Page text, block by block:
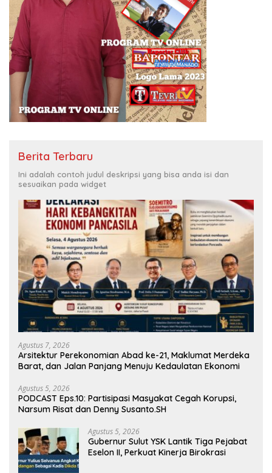
Berita Terbaru
Ini adalah contoh judul deskripsi yang bisa anda isi dan
sesuaikan pada widget
Agustus 7, 2026
Arsitektur Perekonomian Abad ke-21, Maklumat Merdeka
Barat, dan Jalan Panjang Menuju Kedaulatan Ekonomi
Agustus 5, 2026
PODCAST Eps.10: Partisipasi Masyakat Cegah Korupsi,
Narsum Risat dan Denny Susanto.SH
Agustus 5, 2026
Gubernur Sulut YSK Lantik Tiga Pejabat
Eselon II, Perkuat Kinerja Birokrasi